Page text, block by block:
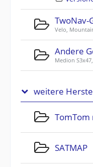
TwoNav-
Velo,
Andere
Medion
weitere
TomTom
SATMAP